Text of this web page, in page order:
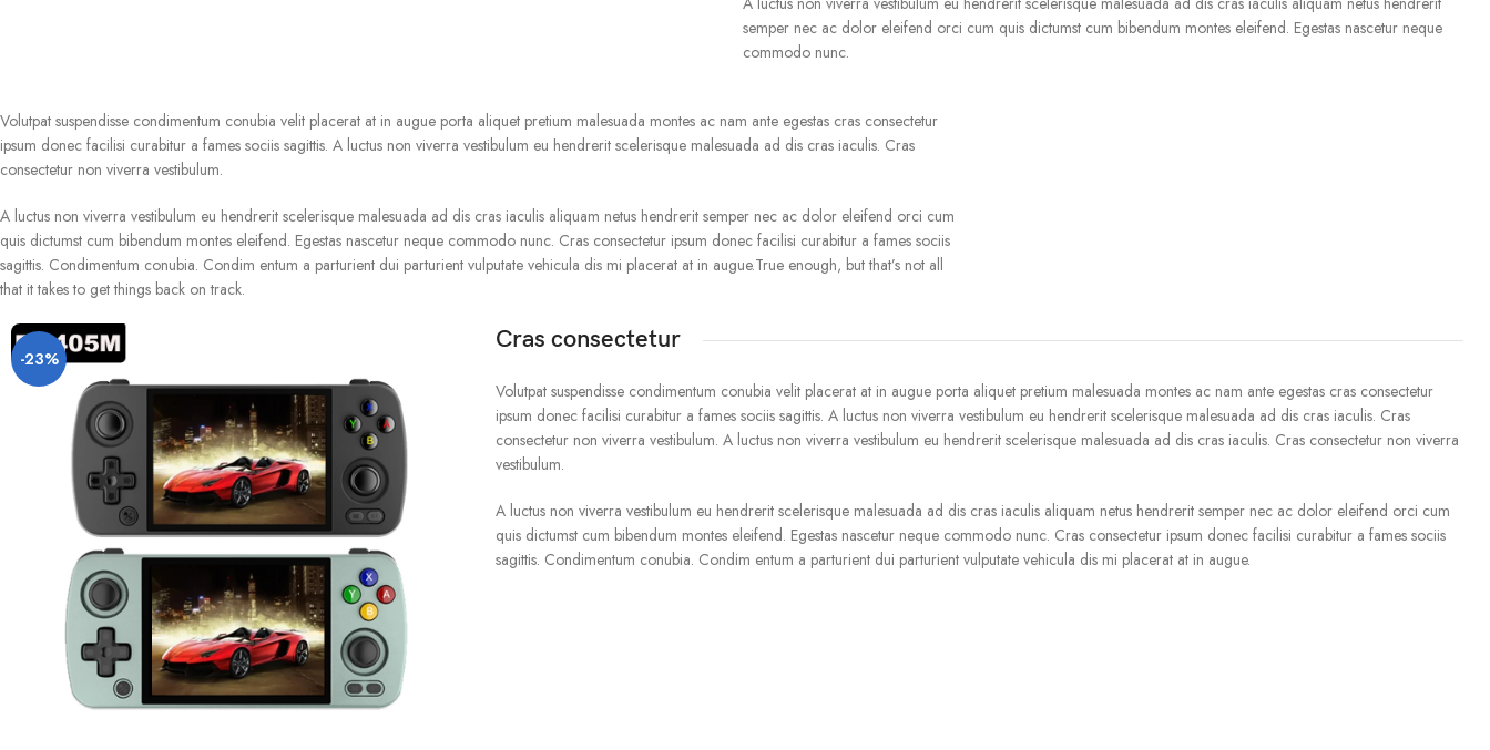
semper nec ac dolor eleifend orci cum quis dictumst cum bibendum montes eleifend. Egestas nascetur neque
commodo nunc.
Volutpat suspendisse condimentum conubia velit placerat at in augue porta aliquet pretium malesuada montes ac nam ante egestas cras consectetur
ipsum donec facilisi curabitur a fames sociis sagittis. A luctus non viverra vestibulum eu hendrerit scelerisque malesuada ad dis cras iaculis. Cras
consectetur non viverra vestibulum.
A luctus non viverra vestibulum eu hendrerit scelerisque malesuada ad dis cras iaculis aliquam netus hendrerit semper nec ac dolor eleifend orci cum
quis dictumst cum bibendum montes eleifend. Egestas nascetur neque commodo nunc. Cras consectetur ipsum donec facilisi curabitur a fames sociis
sagittis. Condimentum conubia. Condim entum a parturient dui parturient vulputate vehicula dis mi placerat at in augue.True enough, but that’s not all
that it takes to get things back on track.
-23%
Cras consectetur
Volutpat suspendisse condimentum conubia velit placerat at in augue porta aliquet pretium malesuada montes ac nam ante egestas cras consectetur
ipsum donec facilisi curabitur a fames sociis sagittis. A luctus non viverra vestibulum eu hendrerit scelerisque malesuada ad dis cras iaculis. Cras
consectetur non viverra vestibulum. A luctus non viverra vestibulum eu hendrerit scelerisque malesuada ad dis cras iaculis. Cras consectetur non viverra
vestibulum.
A luctus non viverra vestibulum eu hendrerit scelerisque malesuada ad dis cras iaculis aliquam netus hendrerit semper nec ac dolor eleifend orci cum
quis dictumst cum bibendum montes eleifend. Egestas nascetur neque commodo nunc. Cras consectetur ipsum donec facilisi curabitur a fames sociis
sagittis. Condimentum conubia. Condim entum a parturient dui parturient vulputate vehicula dis mi placerat at in augue.